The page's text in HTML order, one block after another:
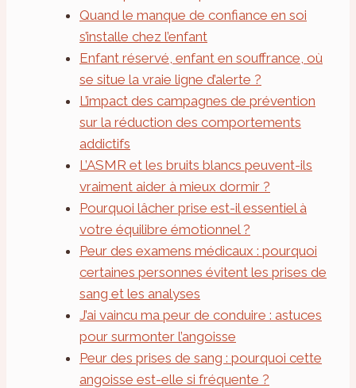
Quand le manque de confiance en soi
s’installe chez l’enfant
Enfant réservé, enfant en souffrance, où
se situe la vraie ligne d’alerte ?
L’impact des campagnes de prévention
sur la réduction des comportements
addictifs
L’ASMR et les bruits blancs peuvent-ils
vraiment aider à mieux dormir ?
Pourquoi lâcher prise est-il essentiel à
votre équilibre émotionnel ?
Peur des examens médicaux : pourquoi
certaines personnes évitent les prises de
sang et les analyses
J’ai vaincu ma peur de conduire : astuces
pour surmonter l’angoisse
Peur des prises de sang : pourquoi cette
angoisse est-elle si fréquente ?